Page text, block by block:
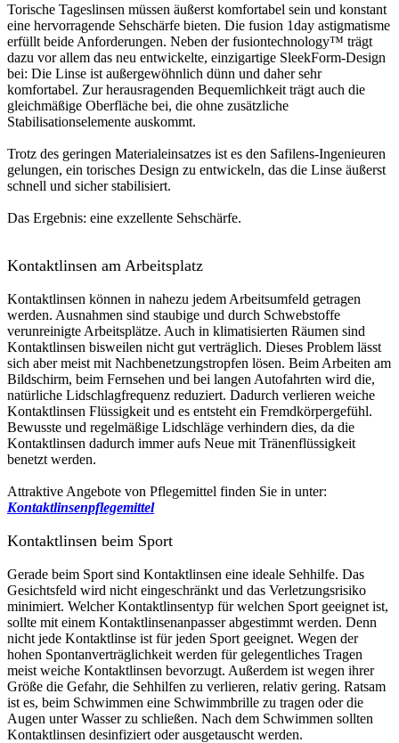
Torische Tageslinsen müssen äußerst komfortabel sein und konstant
eine hervorragende Sehschärfe bieten. Die fusion 1day astigmatisme
erfüllt beide Anforderungen. Neben der fusiontechnology™ trägt
dazu vor allem das neu entwickelte, einzigartige SleekForm-Design
bei: Die Linse ist außergewöhnlich dünn und daher sehr
komfortabel. Zur herausragenden Bequemlichkeit trägt auch die
gleichmäßige Oberfläche bei, die ohne zusätzliche
Stabilisationselemente auskommt.
Trotz des geringen Materialeinsatzes ist es den Safilens-Ingenieuren
gelungen, ein torisches Design zu entwickeln, das die Linse äußerst
schnell und sicher stabilisiert.
Das Ergebnis: eine exzellente Sehschärfe.
Kontaktlinsen am Arbeitsplatz
Kontaktlinsen können in nahezu jedem Arbeitsumfeld getragen
werden. Ausnahmen sind staubige und durch Schwebstoffe
verunreinigte Arbeitsplätze. Auch in klimatisierten Räumen sind
Kontaktlinsen bisweilen nicht gut verträglich. Dieses Problem lässt
sich aber meist mit Nachbenetzungstropfen lösen. Beim Arbeiten am
Bildschirm, beim Fernsehen und bei langen Autofahrten wird die,
natürliche Lidschlagfrequenz reduziert. Dadurch verlieren weiche
Kontaktlinsen Flüssigkeit und es entsteht ein Fremdkörpergefühl.
Bewusste und regelmäßige Lidschläge verhindern dies, da die
Kontaktlinsen dadurch immer aufs Neue mit Tränenflüssigkeit
benetzt werden.
Attraktive Angebote von Pflegemittel finden Sie in unter:
Kontaktlinsenpflegemittel
Kontaktlinsen beim Sport
Gerade beim Sport sind Kontaktlinsen eine ideale Sehhilfe. Das
Gesichtsfeld wird nicht eingeschränkt und das Verletzungsrisiko
minimiert. Welcher Kontaktlinsentyp für welchen Sport geeignet ist,
sollte mit einem Kontaktlinsenanpasser abgestimmt werden. Denn
nicht jede Kontaktlinse ist für jeden Sport geeignet. Wegen der
hohen Spontanverträglichkeit werden für gelegentliches Tragen
meist weiche Kontaktlinsen bevorzugt. Außerdem ist wegen ihrer
Größe die Gefahr, die Sehhilfen zu verlieren, relativ gering. Ratsam
ist es, beim Schwimmen eine Schwimmbrille zu tragen oder die
Augen unter Wasser zu schließen. Nach dem Schwimmen sollten
Kontaktlinsen desinfiziert oder ausgetauscht werden.